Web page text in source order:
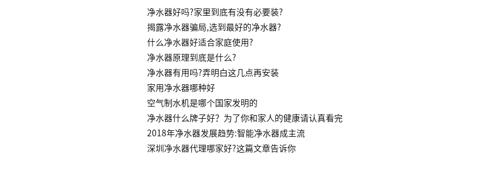
净水器好吗?家里到底有没有必要装?
揭露净水器骗局,选到最好的净水器?
什么净水器好适合家庭使用?
净水器原理到底是什么?
净水器有用吗?弄明白这几点再安装
家用净水器哪种好
空气制水机是哪个国家发明的
净水器什么牌子好？为了你和家人的健康请认真看完
2018年净水器发展趋势:智能净水器成主流
深圳净水器代理哪家好?这篇文章告诉你